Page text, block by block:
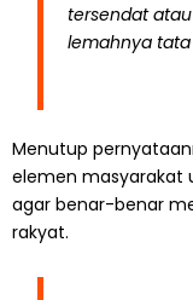
tersendat
lemahnya tata
Menutup
elemen masyarakat
agar benar-benar
rakyat.